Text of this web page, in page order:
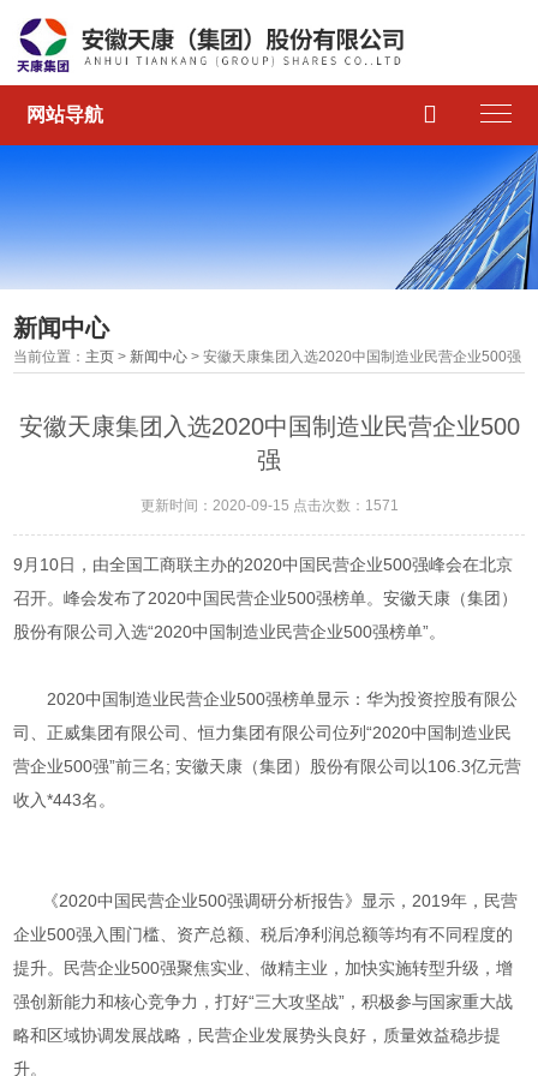
网站导航 
新闻中心
当前位置： 主页 > 新闻中心 > 安徽天康集团入选2020中国制造业民营企业500强
安徽天康集团入选2020中国制造业民营企业500
强
更新时间：2020-09-15 点击次数：1571
9月10日，由全国工商联主办的2020中国民营企业500强峰会在北京
召开。峰会发布了2020中国民营企业500强榜单。安徽天康（集团）
股份有限公司入选“2020中国制造业民营企业500强榜单”。
2020中国制造业民营企业500强榜单显示：华为投资控股有限公
司、正威集团有限公司、恒力集团有限公司位列“2020中国制造业民
营企业500强”前三名; 安徽天康（集团）股份有限公司以106.3亿元营
收入*443名。
《2020中国民营企业500强调研分析报告》显示，2019年，民营
企业500强入围门槛、资产总额、税后净利润总额等均有不同程度的
提升。民营企业500强聚焦实业、做精主业，加快实施转型升级，增
强创新能力和核心竞争力，打好“三大攻坚战”，积极参与国家重大战
略和区域协调发展战略，民营企业发展势头良好，质量效益稳步提
升。